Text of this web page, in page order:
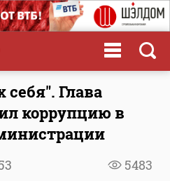
Глава
коррупцию в
5483